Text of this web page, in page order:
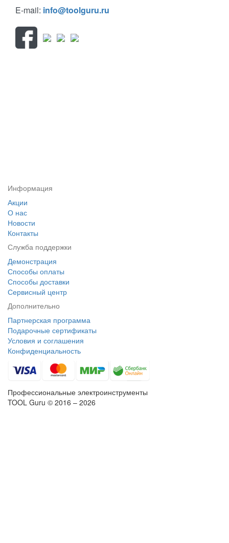
E-mail: info@toolguru.ru
Информация
Акции
О нас
Новости
Контакты
Служба поддержки
Демонстрация
Способы оплаты
Способы доставки
Сервисный центр
Дополнительно
Партнерская программа
Подарочные сертификаты
Условия и соглашения
Конфиденциальность
Профессиональные электроинструменты
TOOL Guru © 2016 – 2026